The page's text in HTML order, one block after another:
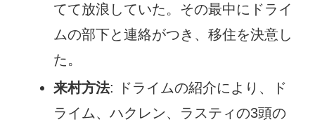
てて放浪していた。その最中にドライ
ムの部下と連絡がつき、移住を決意し
た。
来村方法: ドライムの紹介により、ド
ライム、ハクレン、ラスティの3頭の